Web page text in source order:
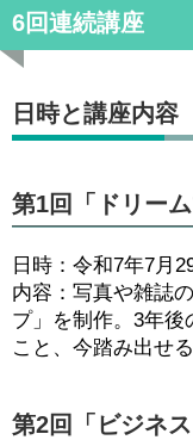
6回連続講座
日時と講座内容
第1回「ドリー
日時：令和7年7月
内容：写真や雑誌
プ」を制作。3年
こと、今踏み出せ
第2回「ビジネ